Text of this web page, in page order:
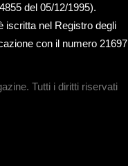
del 05/12/1995).
iscritta nel Registro degli
con il numero 21697
Tutti i diritti riservati